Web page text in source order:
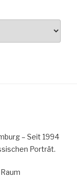
– Seit 1994
Porträt.